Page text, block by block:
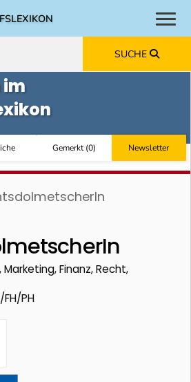
SUCHE
im
Gemerkt(0) Newsletter
Finanz, Recht,
PH